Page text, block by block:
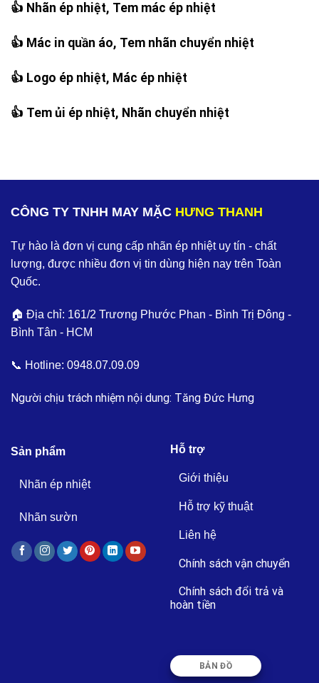
👍 Nhãn ép nhiệt, Tem mác ép nhiệt
👍 Mác in quần áo, Tem nhãn chuyển nhiệt
👍 Logo ép nhiệt, Mác ép nhiệt
👍 Tem ủi ép nhiệt, Nhãn chuyển nhiệt
CÔNG TY TNHH MAY MẶC HƯNG THANH
Tự hào là đơn vị cung cấp nhãn ép nhiệt uy tín - chất
lượng, được nhiều đơn vị tin dùng hiện nay trên Toàn
Quốc.
🏠 Địa chỉ: 161/2 Trương Phước Phan - Bình Trị Đông -
Bình Tân - HCM
📞 Hotline: 0948.07.09.09
Người chịu trách nhiệm nội dung: Tăng Đức Hưng
Sản phẩm
Nhãn ép nhiệt
Nhãn sườn
Hỗ trợ
Giới thiệu
Hỗ trợ kỹ thuật
Liên hệ
Chính sách vận chuyển
Chính sách đổi trả và
hoàn tiền
BẢN ĐỒ